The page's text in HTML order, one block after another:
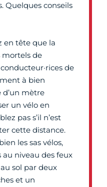
Quelques conseils
en tête que la
mortels de
de
à bien
d’un mètre
un vélo en
pas s’il n’est
cette distance.
les sas vélos,
au niveau des feux
sol par deux
et un